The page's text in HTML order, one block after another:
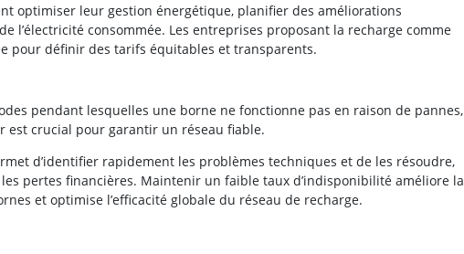
optimiser leur gestion énergétique, planifier des améliorations
l’électricité consommée. Les entreprises proposant la recharge comme
pour définir des tarifs équitables et transparents.
pendant lesquelles une borne ne fonctionne pas en raison de pannes,
est crucial pour garantir un réseau fiable.
d’identifier rapidement les problèmes techniques et de les résoudre,
pertes financières. Maintenir un faible taux d’indisponibilité améliore la
et optimise l’efficacité globale du réseau de recharge.